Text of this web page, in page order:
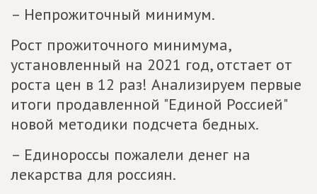
– Непрожиточный минимум.
Рост прожиточного минимума,
установленный на 2021 год, отстает от
роста цен в 12 раз! Анализируем первые
итоги продавленной "Единой Россией"
новой методики подсчета бедных.
– Единороссы пожалели денег на
лекарства для россиян.